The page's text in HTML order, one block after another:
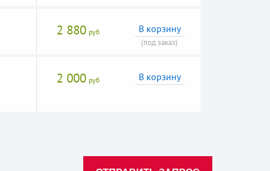
2 880 руб В корзину
(под заказ)
2 000 руб В корзину